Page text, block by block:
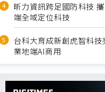
昕力資訊跨足國防科技
端全域定位科技
台科大育成新創虎智科技
業地端AI商用